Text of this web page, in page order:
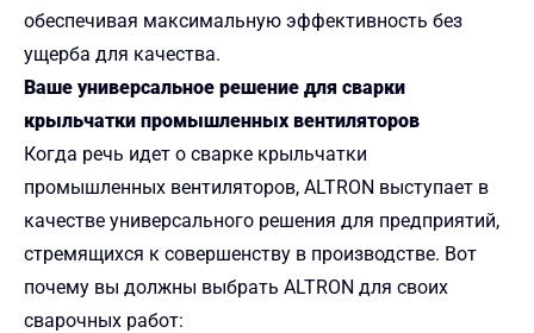
обеспечивая максимальную эффективность без
ущерба для качества.
Ваше универсальное решение для сварки
крыльчатки промышленных вентиляторов
Когда речь идет о сварке крыльчатки
промышленных вентиляторов, ALTRON выступает в
качестве универсального решения для предприятий,
стремящихся к совершенству в производстве. Вот
почему вы должны выбрать ALTRON для своих
сварочных работ: